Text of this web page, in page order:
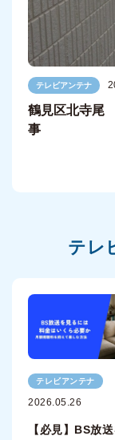
テレビアンテナ
鶴見区北寺尾
事
テレ
テレビアンテナ
2026.05.26
【必見】BS放